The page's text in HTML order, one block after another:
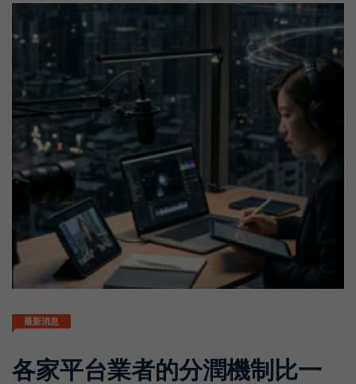
最新消息
各家平台業者的分潤機制比一